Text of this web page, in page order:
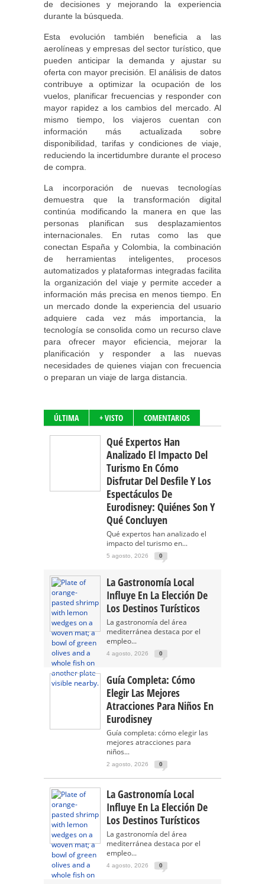
de decisiones y mejorando la experiencia
durante la búsqueda.
Esta evolución también beneficia a las
aerolíneas y empresas del sector turístico, que
pueden anticipar la demanda y ajustar su
oferta con mayor precisión. El análisis de datos
contribuye a optimizar la ocupación de los
vuelos, planificar frecuencias y responder con
mayor rapidez a los cambios del mercado. Al
mismo tiempo, los viajeros cuentan con
información más actualizada sobre
disponibilidad, tarifas y condiciones de viaje,
reduciendo la incertidumbre durante el proceso
de compra.
La incorporación de nuevas tecnologías
demuestra que la transformación digital
continúa modificando la manera en que las
personas planifican sus desplazamientos
internacionales. En rutas como las que
conectan España y Colombia, la combinación
de herramientas inteligentes, procesos
automatizados y plataformas integradas facilita
la organización del viaje y permite acceder a
información más precisa en menos tiempo. En
un mercado donde la experiencia del usuario
adquiere cada vez más importancia, la
tecnología se consolida como un recurso clave
para ofrecer mayor eficiencia, mejorar la
planificación y responder a las nuevas
necesidades de quienes viajan con frecuencia
o preparan un viaje de larga distancia.
ÚLTIMA + VISTO COMENTARIOS
Qué Expertos Han
Analizado El Impacto Del
Turismo En Cómo
Disfrutar Del Desfile Y Los
Espectáculos De
Eurodisney: Quiénes Son Y
Qué Concluyen
Qué expertos han analizado el
impacto del turismo en...
5 agosto, 2026 0
La Gastronomía Local
Influye En La Elección De
Los Destinos Turísticos
La gastronomía del área
mediterránea destaca por el
empleo...
4 agosto, 2026 0
Guía Completa: Cómo
Elegir Las Mejores
Atracciones Para Niños En
Eurodisney
Guía completa: cómo elegir las
mejores atracciones para
niños...
2 agosto, 2026 0
La Gastronomía Local
Influye En La Elección De
Los Destinos Turísticos
La gastronomía del área
mediterránea destaca por el
empleo...
4 agosto, 2026 0